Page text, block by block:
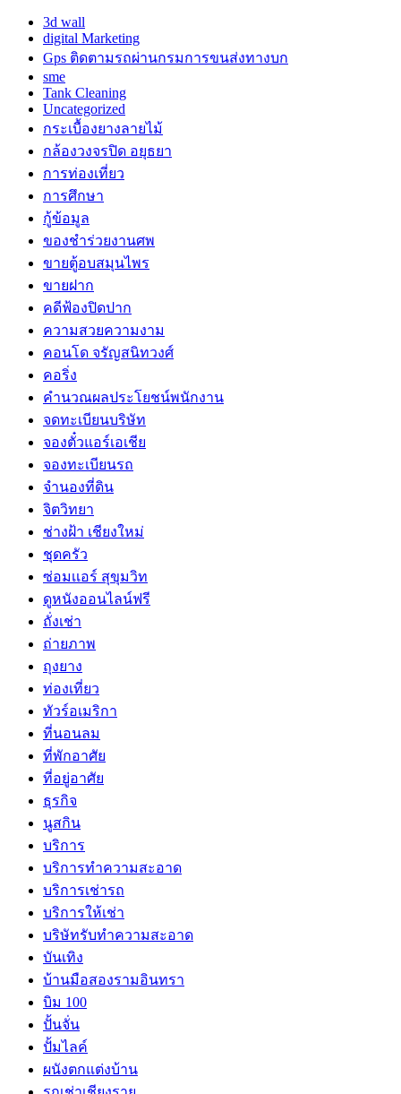
3d wall
digital Marketing
Gps ติดตามรถผ่านกรมการขนส่งทางบก
sme
Tank Cleaning
Uncategorized
กระเบื้องยางลายไม้
กล้องวงจรปิด อยุธยา
การท่องเที่ยว
การศึกษา
กู้ข้อมูล
ของชำร่วยงานศพ
ขายตู้อบสมุนไพร
ขายฝาก
คดีฟ้องปิดปาก
ความสวยความงาม
คอนโด จรัญสนิทวงศ์
คอริ่ง
คำนวณผลประโยชน์พนักงาน
จดทะเบียนบริษัท
จองตั๋วแอร์เอเชีย
จองทะเบียนรถ
จำนองที่ดิน
จิตวิทยา
ช่างฝ้า เชียงใหม่
ชุดครัว
ซ่อมเเอร์ สุขุมวิท
ดูหนังออนไลน์ฟรี
ถั่งเช่า
ถ่ายภาพ
ถุงยาง
ท่องเที่ยว
ทัวร์อเมริกา
ที่นอนลม
ที่พักอาศัย
ที่อยู่อาศัย
ธุรกิจ
นูสกิน
บริการ
บริการทำความสะอาด
บริการเช่ารถ
บริการให้เช่า
บริษัทรับทำความสะอาด
บันเทิง
บ้านมือสองรามอินทรา
บิม 100
ปั้นจั่น
ปั้มไลค์
ผนังตกแต่งบ้าน